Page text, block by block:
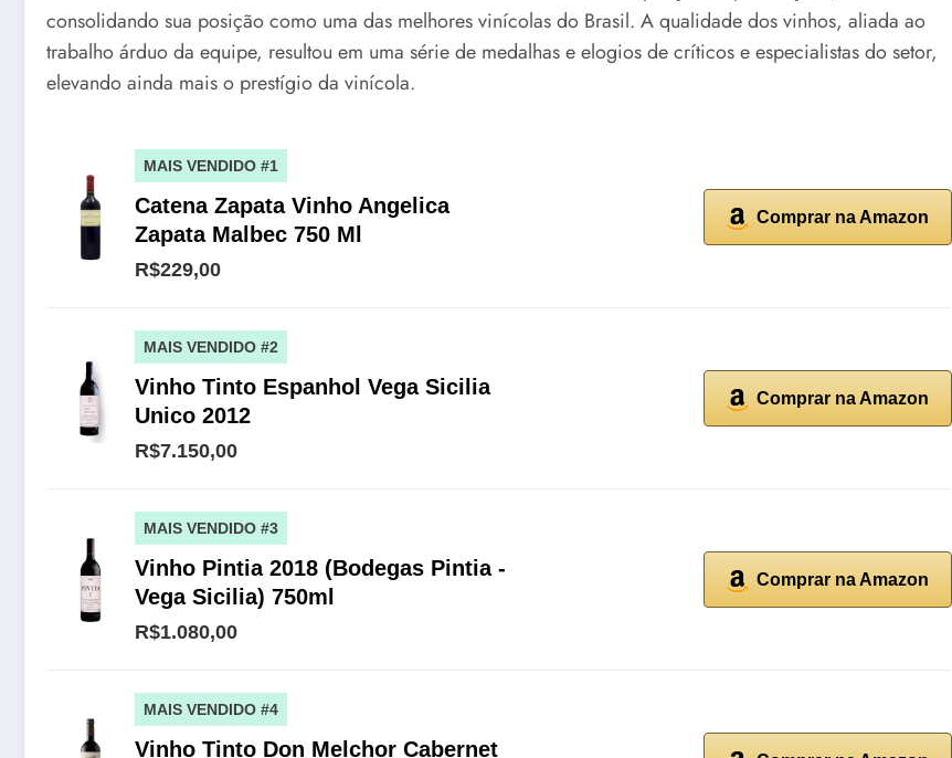
consolidando sua posição como uma das melhores vinícolas do Brasil. A qualidade dos vinhos, aliada ao
trabalho árduo da equipe, resultou em uma série de medalhas e elogios de críticos e especialistas do setor,
elevando ainda mais o prestígio da vinícola.
MAIS VENDIDO #1
Catena Zapata Vinho Angelica
Zapata Malbec 750 Ml
R$229,00
Comprar na Amazon
MAIS VENDIDO #2
Vinho Tinto Espanhol Vega Sicilia
Unico 2012
R$7.150,00
Comprar na Amazon
MAIS VENDIDO #3
Vinho Pintia 2018 (Bodegas Pintia -
Vega Sicilia) 750ml
R$1.080,00
Comprar na Amazon
MAIS VENDIDO #4
Vinho Tinto Don Melchor Cabernet